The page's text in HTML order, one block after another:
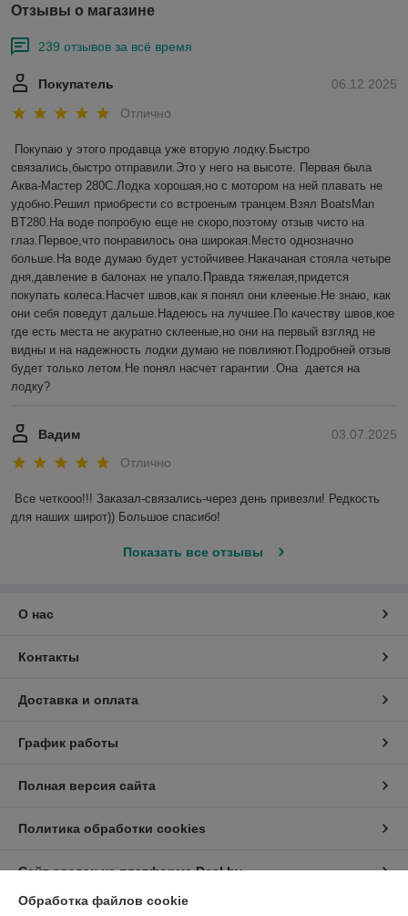
Отзывы о магазине
239 отзывов за всё время
06.12.2025
Покупатель
Отлично
Покупаю у этого продавца уже вторую лодку.Быстро
связались,быстро отправили.Это у него на высоте. Первая была
Аква-Мастер 280С.Лодка хорошая,но с мотором на ней плавать не
удобно.Решил приобрести со встроеным транцем.Взял BoatsMan
BT280.На воде попробую еще не скоро,поэтому отзыв чисто на
глаз.Первое,что понравилось она широкая.Место однозначно
больше.На воде думаю будет устойчивее.Накачаная стояла четыре
дня,давление в балонах не упало.Правда тяжелая,придется
покупать колеса.Насчет швов,как я понял они клееные.Не знаю, как
они себя поведут дальше.Надеюсь на лучшее.По качеству швов,кое
где есть места не акуратно склееные,но они на первый взгляд не
видны и на надежность лодки думаю не повлияют.Подробней отзыв
будет только летом.Не понял насчет гарантии .Она  дается на
лодку?
03.07.2025
Вадим
Отлично
Все четкооо!!! Заказал-связались-через день привезли! Редкость
для наших широт)) Большое спасибо!
Показать все отзывы
О нас
Контакты
Доставка и оплата
График работы
Полная версия сайта
Политика обработки cookies
Сайт создан на платформе Deal.by
Обработка файлов cookie